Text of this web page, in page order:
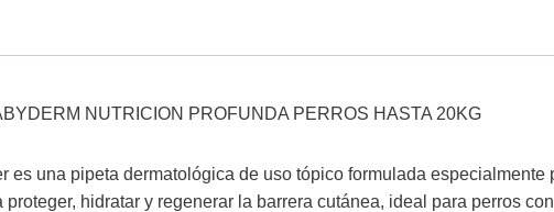
NUTRICION PROFUNDA PERROS HASTA 20KG
es una pipeta dermatológica de uso tópico formulada especialmente
proteger, hidratar y regenerar la barrera cutánea, ideal para perros